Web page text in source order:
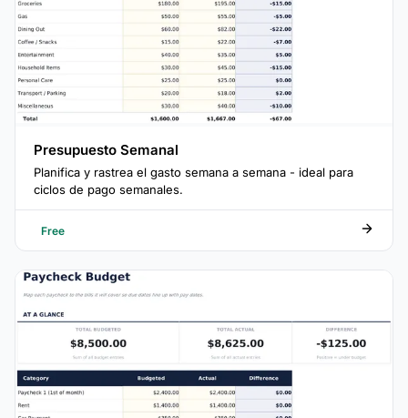
Presupuesto Semanal
Planifica y rastrea el gasto semana a semana - ideal para
ciclos de pago semanales.
Free